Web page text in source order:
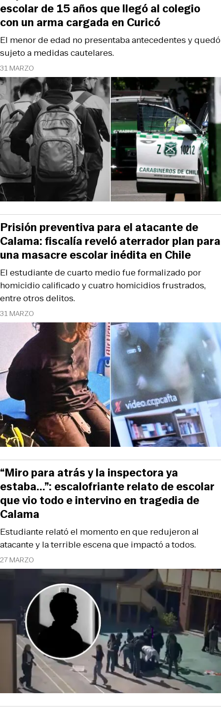
31 MARZO
El menor de edad no presentaba antecedentes y quedó
sujeto a medidas cautelares.
escolar de 15 años que llegó al colegio
con un arma cargada en Curicó
31 MARZO
El estudiante de cuarto medio fue formalizado por
homicidio calificado y cuatro homicidios frustrados,
entre otros delitos.
Prisión preventiva para el atacante de
Calama: fiscalía reveló aterrador plan para
una masacre escolar inédita en Chile
27 MARZO
Estudiante relató el momento en que redujeron al
atacante y la terrible escena que impactó a todos.
“Miro para atrás y la inspectora ya
estaba...”: escalofriante relato de escolar
que vio todo e intervino en tragedia de
Calama